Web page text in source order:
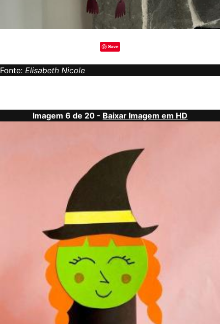
Save
Fonte: Elisabeth Nicole
Imagem 6 de 20 - Baixar Imagem em HD